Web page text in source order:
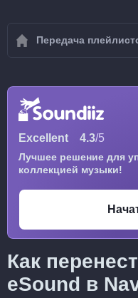
Передача
Excellent 4.3/5
Лучшее решение для
коллекцией музыки!
Как
eSound в